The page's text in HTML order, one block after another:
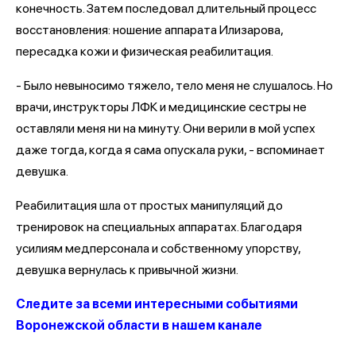
конечность. Затем последовал длительный процесс
восстановления: ношение аппарата Илизарова,
пересадка кожи и физическая реабилитация.
- Было невыносимо тяжело, тело меня не слушалось. Но
врачи, инструкторы ЛФК и медицинские сестры не
оставляли меня ни на минуту. Они верили в мой успех
даже тогда, когда я сама опускала руки, - вспоминает
девушка.
Реабилитация шла от простых манипуляций до
тренировок на специальных аппаратах. Благодаря
усилиям медперсонала и собственному упорству,
девушка вернулась к привычной жизни.
Следите за всеми интересными событиями
Воронежской области в нашем канале